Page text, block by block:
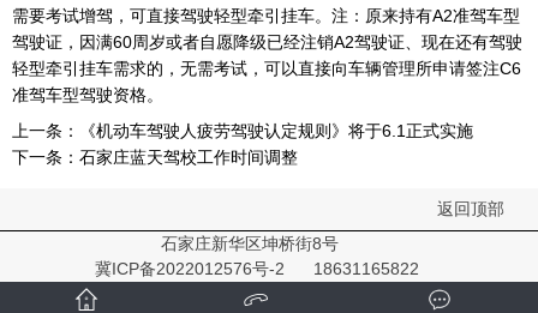
需要考试增驾，可直接驾驶轻型牵引挂车。注：原来持有A2准驾车型
驾驶证，因满60周岁或者自愿降级已经注销A2驾驶证、现在还有驾驶
轻型牵引挂车需求的，无需考试，可以直接向车辆管理所申请签注C6
准驾车型驾驶资格。
上一条：
《机动车驾驶人疲劳驾驶认定规则》将于6.1正式实施
下一条： 石家庄蓝天驾校工作时间调整
返回顶部
石家庄新华区坤桥街8号
冀ICP备2022012576号-2
18631165822